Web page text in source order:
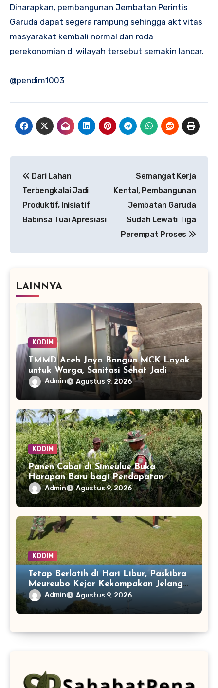
Diharapkan, pembangunan Jembatan Perintis
Garuda dapat segera rampung sehingga aktivitas
masyarakat kembali normal dan roda
perekonomian di wilayah tersebut semakin lancar.
@pendim1003
pos
Dari Lahan
Terbengkalai Jadi
Produktif, Inisiatif
Babinsa Tuai Apresiasi
‎Semangat Kerja
Kental, Pembangunan
Jembatan Garuda
Sudah Lewati Tiga
Perempat Proses
LAINNYA
KODIM
TMMD Aceh Jaya Bangun MCK Layak
untuk Warga, Sanitasi Sehat Jadi
Sasaran Utama
Admin Agustus 9, 2026
KODIM
Panen Cabai di Simeulue Buka
Harapan Baru bagi Pendapatan
Petani Teluk Dalam
Admin Agustus 9, 2026
KODIM
Tetap Berlatih di Hari Libur, Paskibra
Meureubo Kejar Kekompakan Jelang
17 Agustus
Admin Agustus 9, 2026